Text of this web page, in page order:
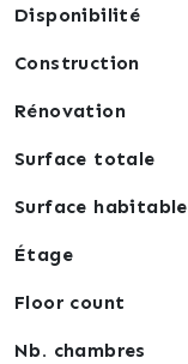
Disponibilité
Construction
Rénovation
Surface totale
Surface habitable
Étage
Floor count
Nb. chambres